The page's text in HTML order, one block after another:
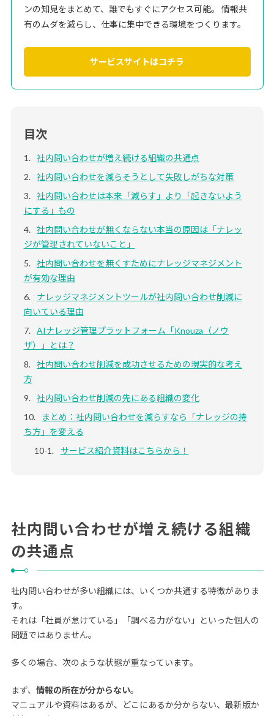
ンの知見をまとめて、誰でもすぐにアクセス可能。 情報共
有のムダを減らし、仕事に集中できる環境をつくります。
サービスサイトはコチラ
目次
社内問い合わせが増え続ける組織の共通点
社内問い合わせを減らそうとして失敗しがちな対策
社内問い合わせは本来「減らす」より「起きないよう
にする」もの
社内問い合わせが無くならない本当の原因は「ナレッ
ジが管理されていないこと」
社内問い合わせを無くすためにナレッジマネジメント
が有効な理由
ナレッジマネジメントツールが社内問い合わせ削減に
向いている理由
AIナレッジ管理プラットフォーム「Knouza（ノウ
ザ）」とは？
社内問い合わせ削減を成功させるための現実的な考え
方
社内問い合わせ削減の先にある組織の変化
まとめ：社内問い合わせを減らすなら「ナレッジの持
ち方」を変える
サービス紹介資料はこちらから！
社内問い合わせが増え続ける組織
の共通点
社内問い合わせが多い組織には、いくつか共通する特徴がありま
す。
それは「社員が怠けている」「調べる力がない」といった個人の
問題ではありません。
多くの場合、次のような状態が重なっています。
まず、 情報の所在が分からない。
マニュアルや資料はあるが、どこにあるか分からない、最新版か